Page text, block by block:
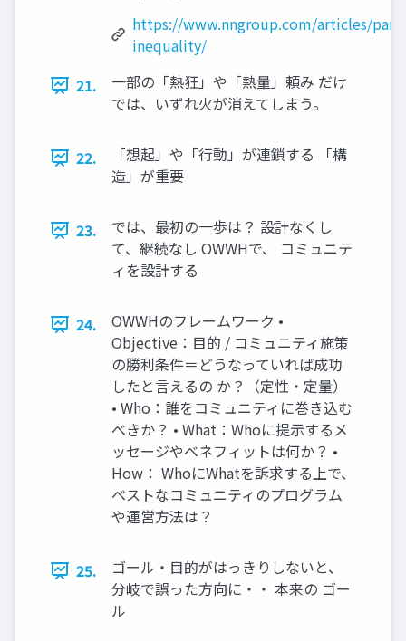
https://www.nngroup.com/articles/
inequality/
21.
一部の「熱狂」や「熱量」頼み だけ
では、いずれ火が消えてしまう。
22.
「想起」や「行動」が連鎖する 「構
造」が重要
23.
では、最初の一歩は？ 設計なくし
て、継続なし OWWHで、 コミュニテ
ィを設計する
24.
OWWHのフレームワーク •
Objective：目的 / コミュニティ施策
の勝利条件＝どうなっていれば成功
したと言えるの か？（定性・定量）
• Who：誰をコミュニティに巻き込む
べきか？ • What：Whoに提示するメ
ッセージやベネフィットは何か？ •
How： WhoにWhatを訴求する上で、
ベストなコミュニティのプログラム
や運営方法は？
25.
ゴール・目的がはっきりしないと、
分岐で誤った方向に・・ 本来の ゴー
ル